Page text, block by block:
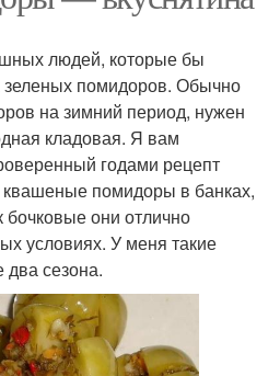
людей, которые бы
зеленых помидоров. Обычно
на зимний период, нужен
кладовая. Я вам
годами рецепт
квашеные помидоры в банках,
бочковые они отлично
условиях. У меня такие
сезона.